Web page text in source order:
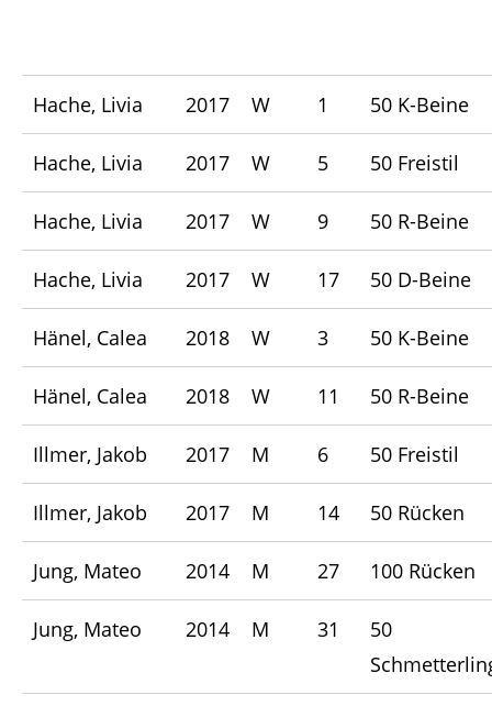
Hache, Livia 2017 W 1 50 K-Beine
Hache, Livia 2017 W 5 50 Freistil
Hache, Livia 2017 W 9 50 R-Beine
Hache, Livia 2017 W 17 50 D-Beine
Hänel, Calea 2018 W 3 50 K-Beine
Hänel, Calea 2018 W 11 50 R-Beine
Illmer, Jakob 2017 M 6 50 Freistil
Illmer, Jakob 2017 M 14 50 Rücken
Jung, Mateo 2014 M 27 100 Rücken
Jung, Mateo 2014 M 31
50